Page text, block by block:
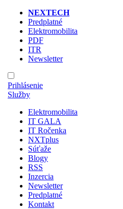
NEXTECH
Predplatné
Elektromobilita
PDF
ITR
Newsletter
Prihlásenie
Služby
Elektromobilita
IT GALA
IT Ročenka
NXTplus
Súťaže
Blogy
RSS
Inzercia
Newsletter
Predplatné
Kontakt